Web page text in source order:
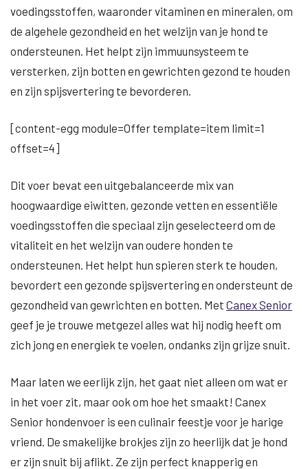
voedingsstoffen, waaronder vitaminen en mineralen, om
de algehele gezondheid en het welzijn van je hond te
ondersteunen. Het helpt zijn immuunsysteem te
versterken, zijn botten en gewrichten gezond te houden
en zijn spijsvertering te bevorderen.
[content-egg module=Offer template=item limit=1
offset=4]
Dit voer bevat een uitgebalanceerde mix van
hoogwaardige eiwitten, gezonde vetten en essentiële
voedingsstoffen die speciaal zijn geselecteerd om de
vitaliteit en het welzijn van oudere honden te
ondersteunen. Het helpt hun spieren sterk te houden,
bevordert een gezonde spijsvertering en ondersteunt de
gezondheid van gewrichten en botten. Met Canex Senior
geef je je trouwe metgezel alles wat hij nodig heeft om
zich jong en energiek te voelen, ondanks zijn grijze snuit.
Maar laten we eerlijk zijn, het gaat niet alleen om wat er
in het voer zit, maar ook om hoe het smaakt! Canex
Senior hondenvoer is een culinair feestje voor je harige
vriend. De smakelijke brokjes zijn zo heerlijk dat je hond
er zijn snuit bij aflikt. Ze zijn perfect knapperig en